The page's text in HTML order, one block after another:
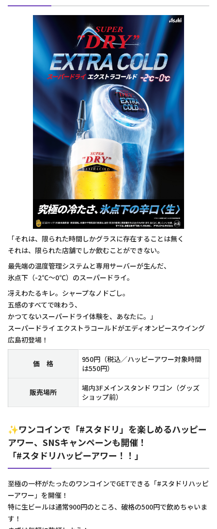
「それは、限られた時間しかグラスに存在することは無く
それは、限られた店舗でしか飲むことができない。
最先端の温度管理システムと専用サーバーが生んだ、
氷点下（-2℃〜0℃）のスーパードライ。
冴えわたるキレ。シャープなノドごし。
五感のすべてで味わう、
かつてないスーパードライ体験を、あなたに。」
スーパードライ エクストラコールドがエディオンピースウイング
広島初登場！
価 格
950円（税込／ハッピーアワー対象時間
は550円）
販売場所
場内3Fメインスタンド ワゴン（グッズ
ショップ前）
✨ワンコインで「#スタドリ」を楽しめるハッピー
アワー、SNSキャンペーンも開催！
「#スタドリハッピーアワー！！」
至極の一杯がたったのワンコインでGETできる「#スタドリハッピ
ーアワー」を開催！
特に生ビールは通常900円のところ、破格の500円で飲めちゃいま
す！